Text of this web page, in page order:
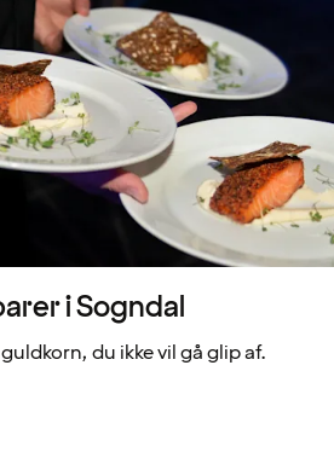
i Sogndal
du ikke vil gå glip af.